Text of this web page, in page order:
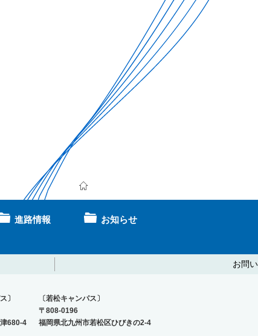
進路情報 お知らせ
お問
〕
680-4
〔若松キャンパス〕
〒808-0196
福岡県北九州市若松区ひびきの2-4